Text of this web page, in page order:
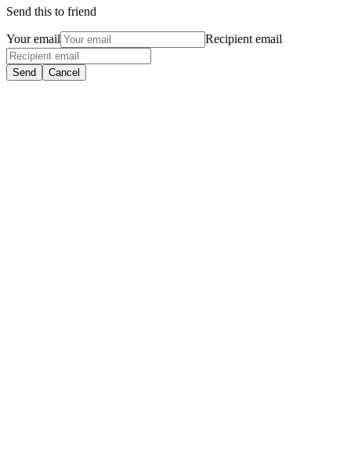
Send this to friend
Your email Recipient email
Send Cancel